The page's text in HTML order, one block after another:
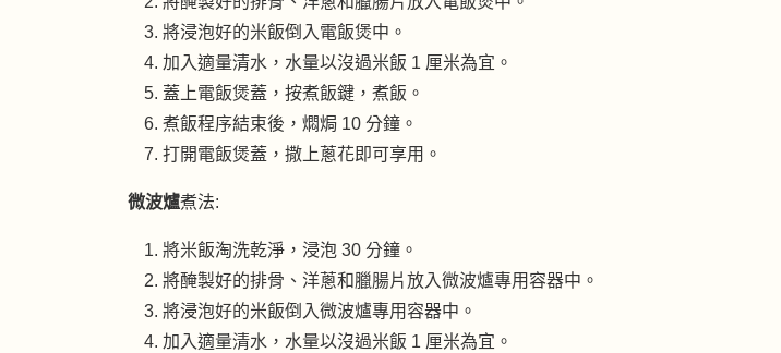
將浸泡好的米飯倒入電飯煲中。
加入適量清水，水量以沒過米飯 1 厘米為宜。
蓋上電飯煲蓋，按煮飯鍵，煮飯。
煮飯程序結束後，燜焗 10 分鐘。
打開電飯煲蓋，撒上蔥花即可享用。
微波爐煮法:
將米飯淘洗乾淨，浸泡 30 分鐘。
將醃製好的排骨、洋蔥和臘腸片放入微波爐專用容器中。
將浸泡好的米飯倒入微波爐專用容器中。
加入適量清水，水量以沒過米飯 1 厘米為宜。